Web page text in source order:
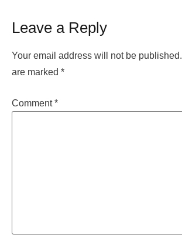
Leave a Reply
Your email address will not be published.
are marked *
Comment*